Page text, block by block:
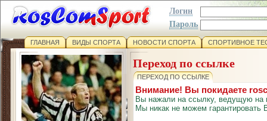
Логин
Пароль
ГЛАВНАЯ ВИДЫ СПОРТА НОВОСТИ СПОРТА СПОРТИВНОЕ
Переход по ссылке
ПЕРЕХОД ПО ССЫЛКЕ
Внимание! Вы покидаете
Вы нажали на ссылку, ведущую на
Мы никак не можем гарантировать